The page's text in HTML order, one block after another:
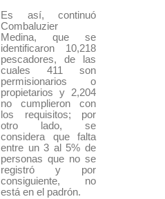
Es así, continuó
Combaluzier
Medina, que se
identificaron 10,218
pescadores, de las
cuales 411 son
permisionarios o
propietarios y 2,204
no cumplieron con
los requisitos; por
otro lado, se
considera que falta
entre un 3 al 5% de
personas que no se
registró y por
consiguiente, no
está en el padrón.